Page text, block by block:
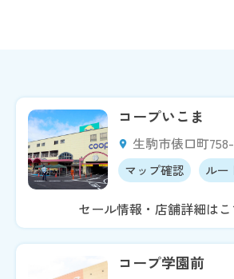
コープいこま
生駒市俵口町758-
マップ確認 ルー
セール情報・店舗詳細はこ
コープ学園前